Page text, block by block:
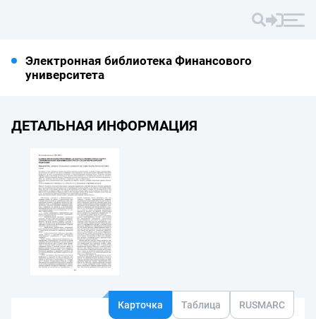
Электронная библиотека Финансового
университета
ДЕТАЛЬНАЯ ИНФОРМАЦИЯ
Карточка Таблица RUSMARC